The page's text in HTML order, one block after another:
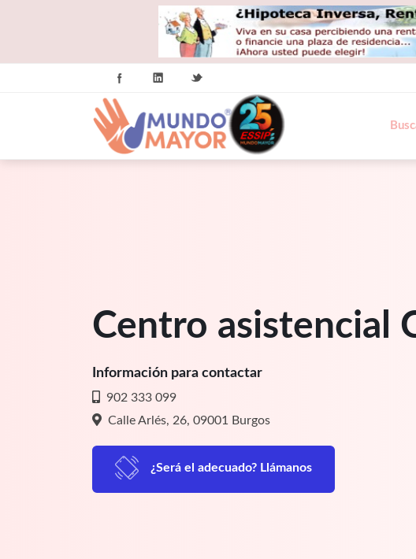
Centro asistencial
Información para contactar
902 333 099
Calle Arlés, 26, 09001 Burgos
¿Será el adecuado? Llámanos